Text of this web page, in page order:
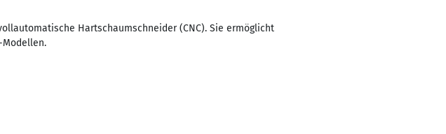
Hartschaumschneider (CNC). Sie ermöglicht